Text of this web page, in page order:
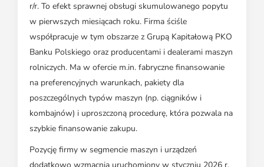
r/r. To efekt sprawnej obsługi skumulowanego popytu
w pierwszych miesiącach roku. Firma ściśle
współpracuje w tym obszarze z Grupą Kapitałową PKO
Banku Polskiego oraz producentami i dealerami maszyn
rolniczych. Ma w ofercie m.in. fabryczne finansowanie
na preferencyjnych warunkach, pakiety dla
poszczególnych typów maszyn (np. ciągników i
kombajnów) i uproszczoną procedurę, która pozwala na
szybkie finansowanie zakupu.
Pozycję firmy w segmencie maszyn i urządzeń